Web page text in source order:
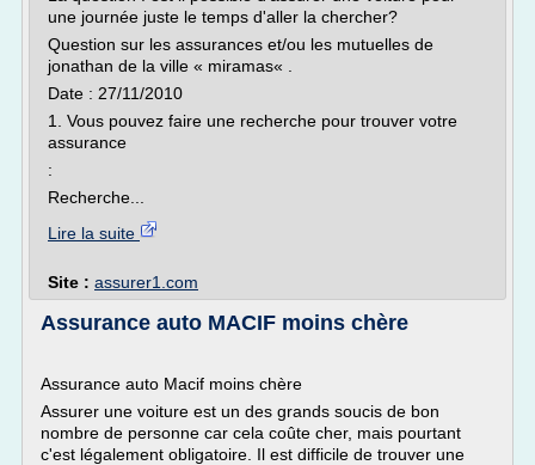
une journée juste le temps d'aller la chercher?
Question sur les assurances et/ou les mutuelles de
jonathan de la ville « miramas« .
Date : 27/11/2010
1. Vous pouvez faire une recherche pour trouver votre
assurance
:
Recherche...
Lire la suite
Site : assurer1.com
Assurance auto MACIF moins chère
Assurance auto Macif moins chère
Assurer une voiture est un des grands soucis de bon
nombre de personne car cela coûte cher, mais pourtant
c'est légalement obligatoire. Il est difficile de trouver une